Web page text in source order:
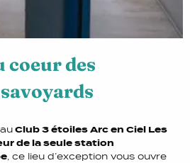
coeur des
Club 3 étoiles Arc en Ciel Les
de la seule station
, ce lieu d’exception vous ouvre